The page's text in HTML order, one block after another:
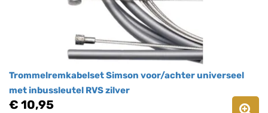
Trommelremkabelset Simson voor/achter universeel
met inbussleutel RVS zilver
€ 10,95